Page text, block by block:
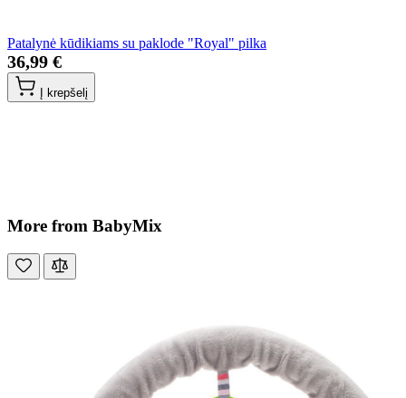
Patalynė kūdikiams su paklode "Royal" pilka
36,99 €
Į krepšelį
More from BabyMix